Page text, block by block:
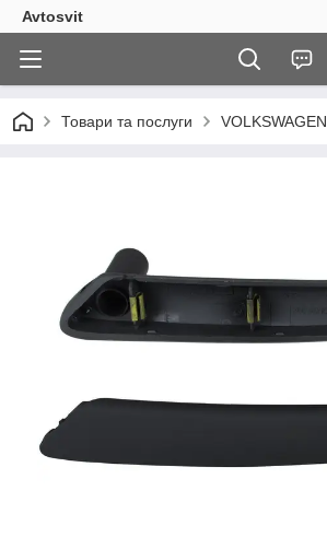
Avtosvit
Товари та послуги VOLKSWAGEN